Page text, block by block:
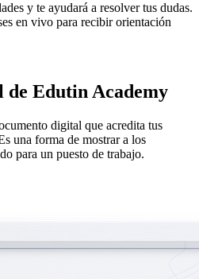
y te ayudará a resolver tus dudas.
en vivo para recibir orientación
de Edutin Academy
digital que acredita tus
una forma de mostrar a los
para un puesto de trabajo.